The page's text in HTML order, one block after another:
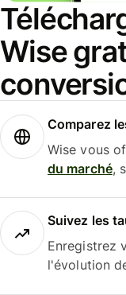
Wise
Comparez
Wise vous
du marché,
Suivez les
Enregistrez
l'évolution